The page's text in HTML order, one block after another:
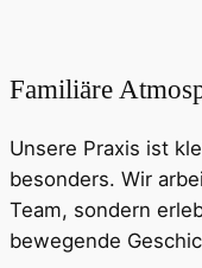
Familiäre
Unsere Praxis ist
besonders. Wir
Team, sondern
bewegende